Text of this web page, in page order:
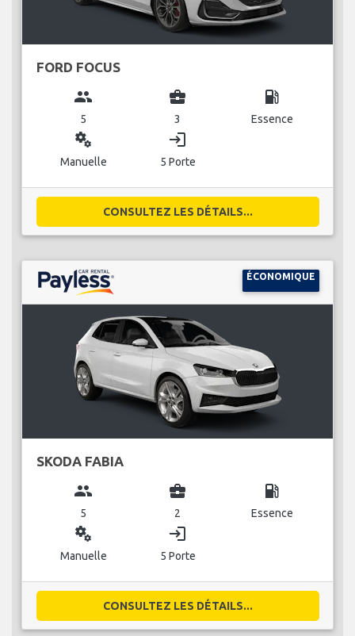
FORD FOCUS
group
5
business_center
3
local_gas_station
Essence
miscellaneous_services
Manuelle
login
5 Porte
CONSULTEZ LES DÉTAILS...
ÉCONOMIQUE
SKODA FABIA
group
5
business_center
2
local_gas_station
Essence
miscellaneous_services
Manuelle
login
5 Porte
CONSULTEZ LES DÉTAILS...